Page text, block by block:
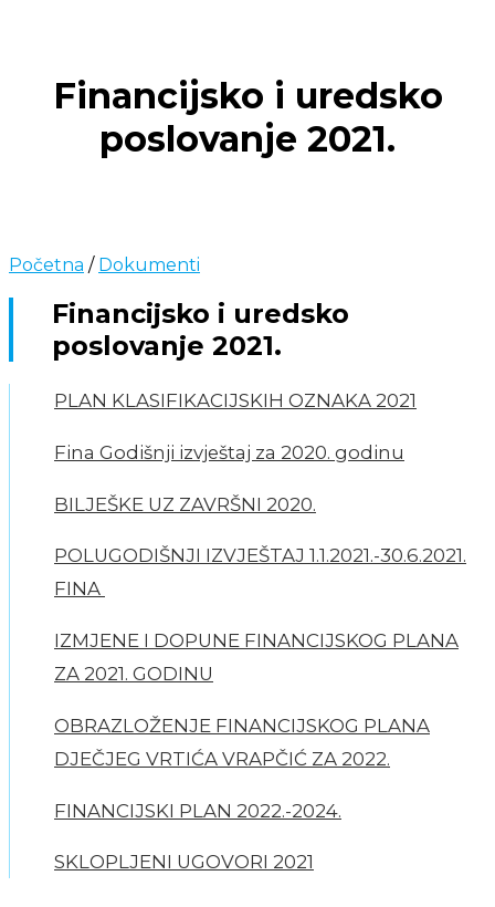
Financijsko i uredsko
poslovanje 2021.
Početna / Dokumenti
Financijsko i uredsko
poslovanje 2021.
PLAN KLASIFIKACIJSKIH OZNAKA 2021
Fina Godišnji izvještaj za 2020. godinu
BILJEŠKE UZ ZAVRŠNI 2020.
POLUGODIŠNJI IZVJEŠTAJ 1.1.2021.-30.6.2021.
FINA
IZMJENE I DOPUNE FINANCIJSKOG PLANA
ZA 2021. GODINU
OBRAZLOŽENJE FINANCIJSKOG PLANA
DJEČJEG VRTIĆA VRAPČIĆ ZA 2022.
FINANCIJSKI PLAN 2022.-2024.
SKLOPLJENI UGOVORI 2021